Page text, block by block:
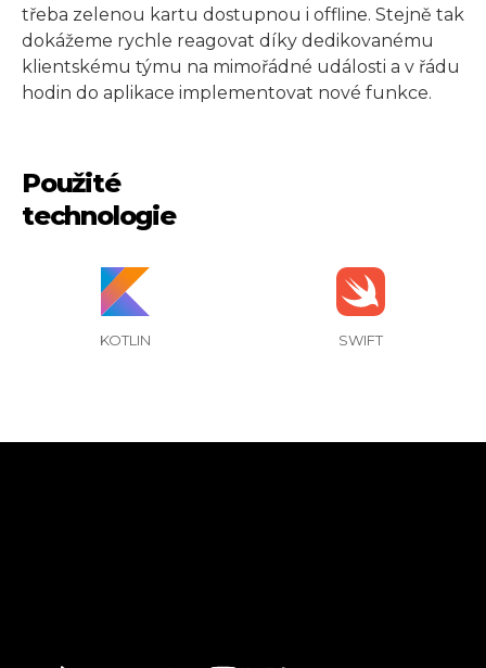
třeba zelenou kartu dostupnou i offline. Stejně tak
dokážeme rychle reagovat díky dedikovanému
klientskému týmu na mimořádné události a v řádu
hodin do aplikace implementovat nové funkce.
Použité
technologie
KOTLIN SWIFT